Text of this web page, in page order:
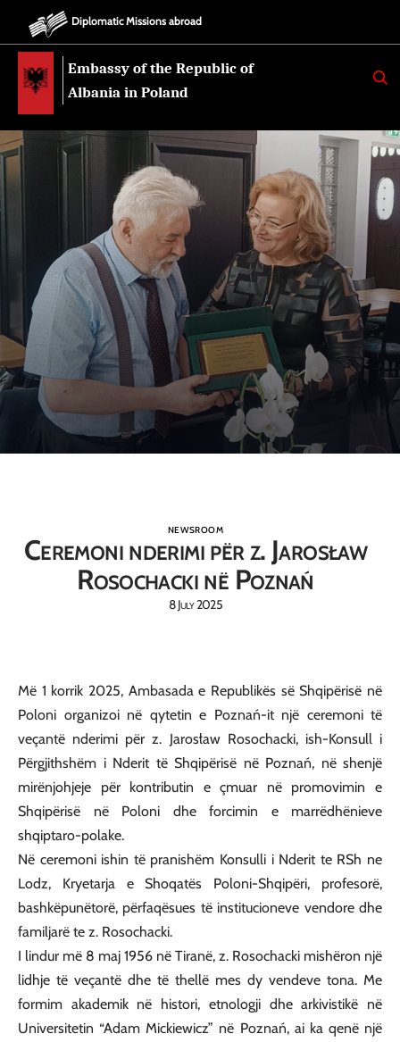
Diplomatic Missions abroad
Embassy of the Republic of
Albania in Poland
K
E
NEWSROOM
Ceremoni nderimi për z. Jarosław
Rosochacki në Poznań
8 July 2025
Më 1 korrik 2025, Ambasada e Republikës së Shqipërisë në
Poloni organizoi në qytetin e Poznań-it një ceremoni të
veçantë nderimi për z. Jarosław Rosochacki, ish-Konsull i
Përgjithshëm i Nderit të Shqipërisë në Poznań, në shenjë
mirënjohjeje për kontributin e çmuar në promovimin e
Shqipërisë në Poloni dhe forcimin e marrëdhënieve
shqiptaro-polake.
Në ceremoni ishin të pranishëm Konsulli i Nderit te RSh ne
Lodz, Kryetarja e Shoqatës Poloni-Shqipëri, profesorë,
bashkëpunëtorë, përfaqësues të institucioneve vendore dhe
familjarë te z. Rosochacki.
I lindur më 8 maj 1956 në Tiranë, z. Rosochacki mishëron një
lidhje të veçantë dhe të thellë mes dy vendeve tona. Me
formim akademik në histori, etnologji dhe arkivistikë në
Universitetin “Adam Mickiewicz” në Poznań, ai ka qenë një